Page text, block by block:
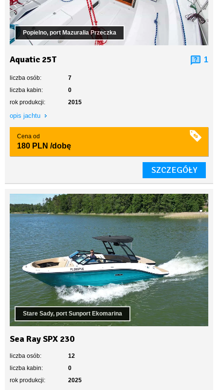
Popielno, port Mazuralia Przeczka
Aquatic 25T 1
liczba osób:
7
liczba kabin:
0
rok produkcji:
2015
opis jachtu
Cena od
180 PLN /dobę
SZCZEGÓŁY
Stare Sady, port Sunport Ekomarina
Sea Ray SPX 230
liczba osób:
12
liczba kabin:
0
rok produkcji:
2025